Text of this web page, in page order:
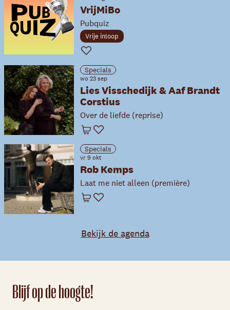
VrijMiBo
Pubquiz
Vrije inloop
Favoriet
Specials
wo 23 sep
Lies Visschedijk & Aaf Brandt
Corstius
Over de liefde (reprise)
Winkelwagen
Favoriet
Specials
vr 9 okt
Rob Kemps
Laat me niet alleen (première)
Winkelwagen
Favoriet
Bekijk de agenda
Blijf op de hoogte!